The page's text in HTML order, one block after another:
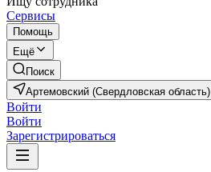
Сервисы
Помощь
Ещё
Поиск
Артемовский (Свердловская область)
Войти
Войти
Зарегистрироваться